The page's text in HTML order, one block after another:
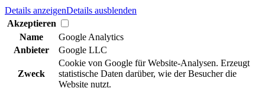
Details anzeigenDetails ausblenden
Akzeptieren
Name
Google Analytics
Anbieter
Google LLC
Zweck
Cookie von Google für Website-Analysen. Erzeugt
statistische Daten darüber, wie der Besucher die
Website nutzt.